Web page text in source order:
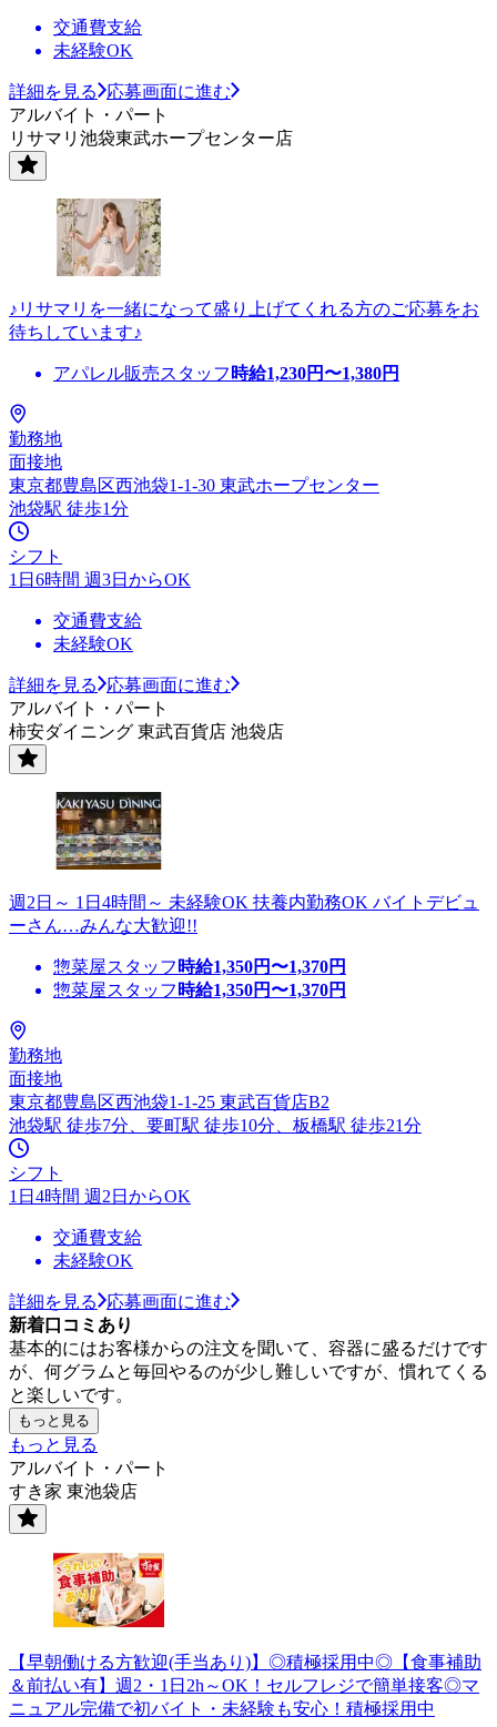
交通費支給
未経験OK
詳細を見る
応募画面に進む
アルバイト・パート
リサマリ池袋東武ホープセンター店
♪リサマリを一緒になって盛り上げてくれる方のご応募をお
待ちしています♪
アパレル販売スタッフ 時給1,230円〜1,380円
勤務地
面接地
東京都豊島区西池袋1-1-30 東武ホープセンター
池袋駅 徒歩1分
シフト
1日6時間 週3日からOK
交通費支給
未経験OK
詳細を見る
応募画面に進む
アルバイト・パート
柿安ダイニング 東武百貨店 池袋店
週2日～ 1日4時間～ 未経験OK 扶養内勤務OK バイトデビュ
ーさん…みんな大歓迎!!
惣菜屋スタッフ 時給1,350円〜1,370円
惣菜屋スタッフ 時給1,350円〜1,370円
勤務地
面接地
東京都豊島区西池袋1-1-25 東武百貨店B2
池袋駅 徒歩7分、要町駅 徒歩10分、板橋駅 徒歩21分
シフト
1日4時間 週2日からOK
交通費支給
未経験OK
詳細を見る
応募画面に進む
新着口コミあり
基本的にはお客様からの注文を聞いて、容器に盛るだけです
が、何グラムと毎回やるのが少し難しいですが、慣れてくる
と楽しいです。
もっと見る
もっと見る
アルバイト・パート
すき家 東池袋店
【早朝働ける方歓迎(手当あり)】◎積極採用中◎【食事補助
＆前払い有】週2・1日2h～OK！セルフレジで簡単接客◎マ
ニュアル完備で初バイト・未経験も安心！積極採用中